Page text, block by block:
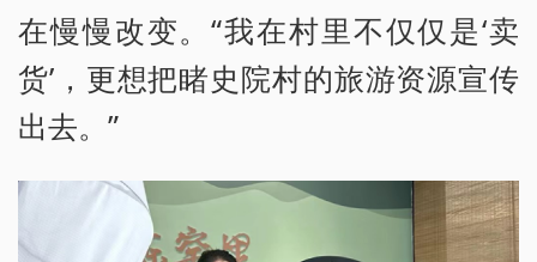
在慢慢改变。“我在村里不仅仅是‘卖
货’，更想把睹史院村的旅游资源宣传
出去。”